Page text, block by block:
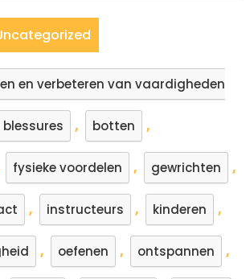
en verbeteren van vaardigheden
blessures , botten ,
fysieke voordelen , gewrichten ,
, instructeurs , kinderen ,
, oefenen , ontspannen ,